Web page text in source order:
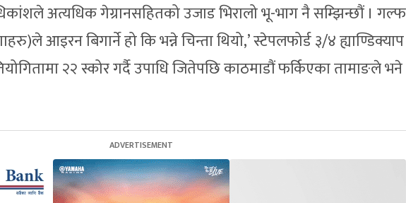
अत्यधिक गेग्रानसहितको उजाड भिरालो भू-भाग नै सम्झिन्छौं । गल्फ
आइरन बिगार्ने हो कि भन्ने चिन्ता थियो,’ स्टेपलफोर्ड ३/४ ह्याण्डिक्याप
२२ स्कोर गर्दै उपाधि जितेपछि काठमाडौं फर्किएका तामाङले भने